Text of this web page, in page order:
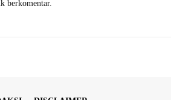
berkomentar.